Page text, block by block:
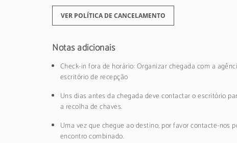
VER POLÍTICA DE CANCELAMENTO
Notas adicionais
Check-in fora de horário: Organizar chegada com a
escritório de recepção
Uns dias antes da chegada deve contactar o escritório
a recolha de chaves.
Uma vez que chegue ao destino, por favor contacte-
encontro combinado.